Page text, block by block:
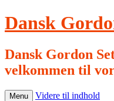
Dansk
Dansk Gordon
velkommen til
Menu Videre til indhold